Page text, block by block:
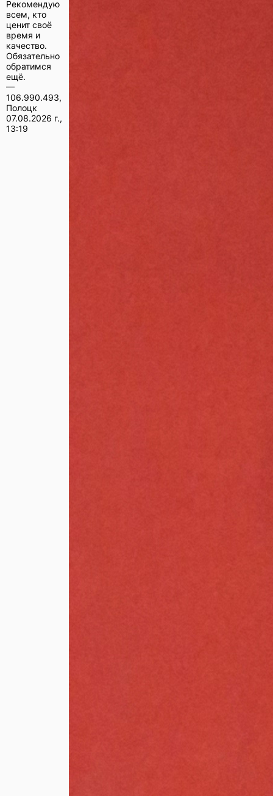
Рекомендую
всем, кто
ценит своё
время и
качество.
Обязательно
обратимся
ещё.
—
106.990.493,
Полоцк
07.08.2026 г.,
13:19